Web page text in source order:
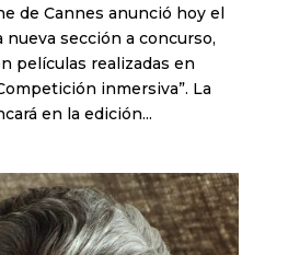
de Cannes anunció hoy el
nueva sección a concurso,
películas realizadas en
inmersiva”. La
en la edición...